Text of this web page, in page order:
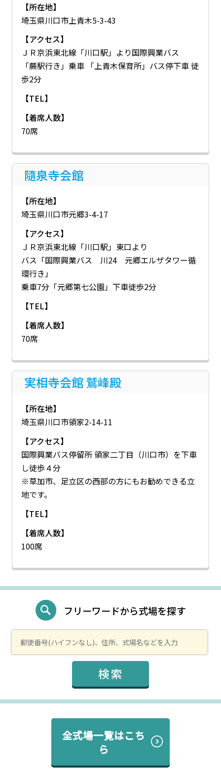
【所在地】
埼玉県川口市上青木5-3-43
【アクセス】
ＪＲ京浜東北線「川口駅」より国際興業バス
「蕨駅行き」乗車 「上青木保育所」バス停下車 徒
歩2分
【TEL】
【着席人数】
70席
隨泉寺会館
【所在地】
埼玉県川口市元郷3-4-17
【アクセス】
ＪＲ京浜東北線「川口駅」東口より
バス「国際興業バス 川24 元郷エルザタワー循
環行き」
乗車7分「元郷第七公園」下車徒歩2分
【TEL】
【着席人数】
70席
実相寺会館 鷲峰殿
【所在地】
埼玉県川口市領家2-14-11
【アクセス】
国際興業バス停留所 領家二丁目（川口市）を下車
し徒歩４分
※草加市、足立区の西部の方にもお勧めできる立
地です。
【TEL】
【着席人数】
100席
フリーワードから式場を探す
全式場一覧はこち
ら